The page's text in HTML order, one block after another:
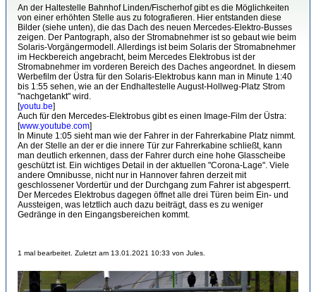
An der Haltestelle Bahnhof Linden/Fischerhof gibt es die Möglichkeiten
von einer erhöhten Stelle aus zu fotografieren. Hier entstanden diese
Bilder (siehe unten), die das Dach des neuen Mercedes-Elektro-Busses
zeigen. Der Pantograph, also der Stromabnehmer ist so gebaut wie beim
Solaris-Vorgängermodell. Allerdings ist beim Solaris der Stromabnehmer
im Heckbereich angebracht, beim Mercedes Elektrobus ist der
Stromabnehmer im vorderen Bereich des Daches angeordnet. In diesem
Werbefilm der Üstra für den Solaris-Elektrobus kann man in Minute 1:40
bis 1:55 sehen, wie an der Endhaltestelle August-Hollweg-Platz Strom
"nachgetankt" wird.
[youtu.be]
Auch für den Mercedes-Elektrobus gibt es einen Image-Film der Üstra:
[www.youtube.com]
In Minute 1:05 sieht man wie der Fahrer in der Fahrerkabine Platz nimmt.
An der Stelle an der er die innere Tür zur Fahrerkabine schließt, kann
man deutlich erkennen, dass der Fahrer durch eine hohe Glasscheibe
geschützt ist. Ein wichtiges Detail in der aktuellen "Corona-Lage". Viele
andere Omnibusse, nicht nur in Hannover fahren derzeit mit
geschlossener Vordertür und der Durchgang zum Fahrer ist abgesperrt.
Der Mercedes Elektrobus dagegen öffnet alle drei Türen beim Ein- und
Aussteigen, was letztlich auch dazu beiträgt, dass es zu weniger
Gedränge in den Eingangsbereichen kommt.
1 mal bearbeitet. Zuletzt am 13.01.2021 10:33 von Jules.